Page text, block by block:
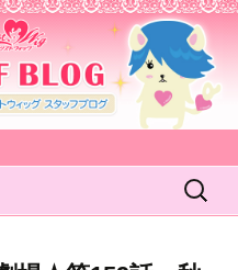
グ STAFF
検